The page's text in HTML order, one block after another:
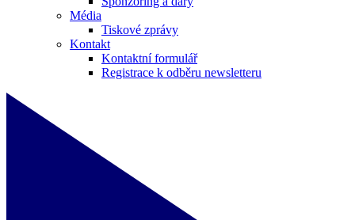
Média
Tiskové zprávy
Kontakt
Kontaktní formulář
Registrace k odběru newsletteru